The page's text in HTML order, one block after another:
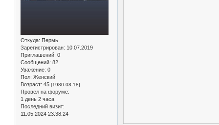
Откуда: Пермь
Зарегистрирован: 10.07.2019
Приглашений: 0
Сообщений: 82
Уважение: 0
Пол: Женский
Возраст: 45 [1980-08-18]
Провел на форуме:
1 день 2 часа
Последний визит:
11.05.2024 23:38:24